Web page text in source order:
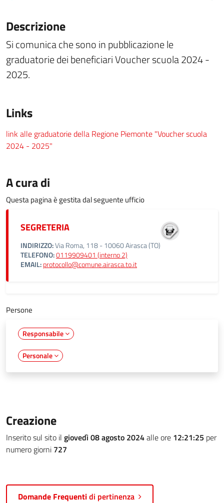
Descrizione
Si comunica che sono in pubblicazione le
graduatorie dei beneficiari Voucher scuola 2024 -
2025.
Links
link alle graduatorie della Regione Piemonte "Voucher scuola
2024 - 2025"
A cura di
Questa pagina è gestita dal seguente ufficio
SEGRETERIA
INDIRIZZO:Via Roma, 118 - 10060 Airasca (TO)
TELEFONO:0119909401 (interno 2)
EMAIL:protocollo@comune.airasca.to.it
Persone
Responsabile
Personale
Creazione
Inserito sul sito il giovedì 08 agosto 2024alle ore 12:21:25 per
numero giorni 727
Domande Frequentidi pertinenza